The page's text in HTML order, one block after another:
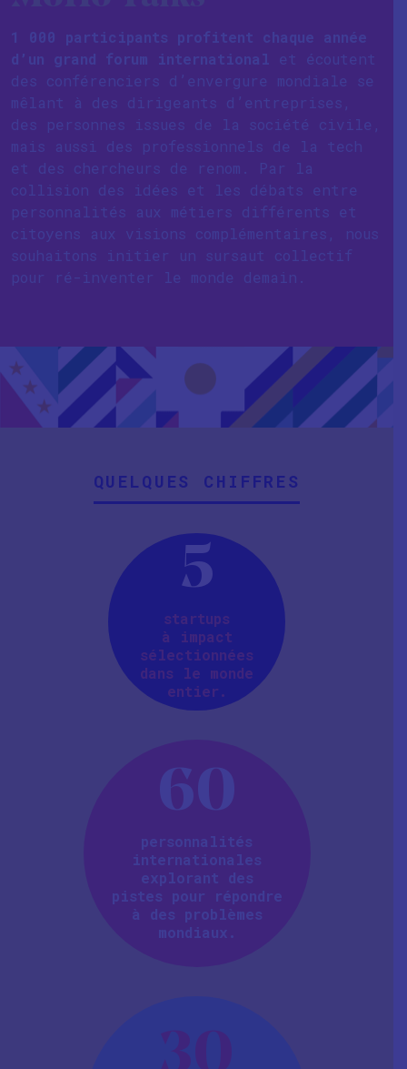
1 000 participants profitent chaque année
d’un grand forum international
et écoutent
des conférenciers d’envergure mondiale se
mêlant à des dirigeants d’entreprises,
des personnes issues de la société civile,
mais aussi des professionnels de la tech
et des chercheurs de renom. Par la
collision des idées et les débats entre
personnalités aux métiers différents et
citoyens aux visions complémentaires, nous
souhaitons initier un sursaut collectif
pour ré-inventer le monde demain.
QUELQUES CHIFFRES
5
startups
à impact
sélectionnées
dans le monde
entier.
60
personnalités
internationales
explorant des
pistes pour répondre
à des problèmes
mondiaux.